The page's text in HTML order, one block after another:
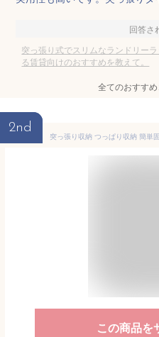
回答さ
突っ張り式でスリムなランドリー
る賃貸向けのおすすめを教えて。
全てのおすすめ
2nd
この商品を